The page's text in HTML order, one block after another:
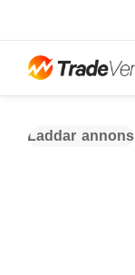
Laddar annons